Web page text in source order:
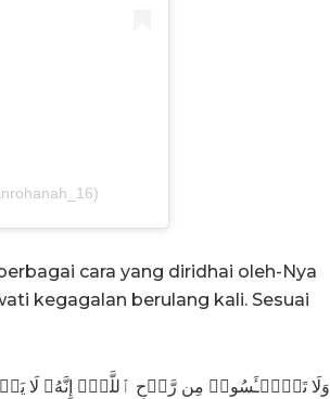
cara yang diridhai oleh-Nya
kegagalan berulang kali. Sesuai
وَلَا تَا۟یۡـَٔسُوا۟ مِن رَّوۡحِ ٱللَّهِۖ إِنَّهُۥ لَا